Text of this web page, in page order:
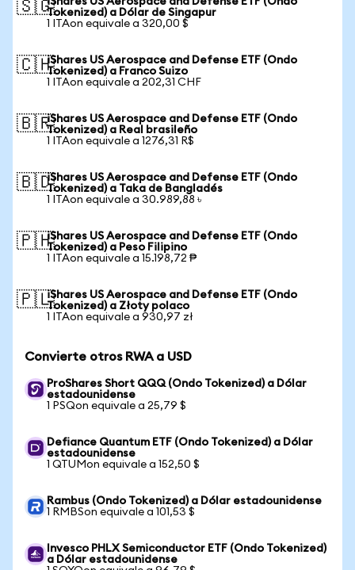
🇸🇬Tokenized) a Dólar de Singapur
1 ITAon equivale a 320,00 $
🇨🇭iShares US Aerospace and Defense ETF (Ondo
Tokenized) a Franco Suizo
1 ITAon equivale a 202,31 CHF
🇧🇷iShares US Aerospace and Defense ETF (Ondo
Tokenized) a Real brasileño
1 ITAon equivale a 1276,31 R$
🇧🇩iShares US Aerospace and Defense ETF (Ondo
Tokenized) a Taka de Bangladés
1 ITAon equivale a 30.989,88 ৳
🇵🇭iShares US Aerospace and Defense ETF (Ondo
Tokenized) a Peso Filipino
1 ITAon equivale a 15.198,72 ₱
🇵🇱iShares US Aerospace and Defense ETF (Ondo
Tokenized) a Złoty polaco
1 ITAon equivale a 930,97 zł
Convierte otros RWA a USD
ProShares Short QQQ (Ondo Tokenized) a Dólar
estadounidense
1 PSQon equivale a 25,79 $
Defiance Quantum ETF (Ondo Tokenized) a Dólar
estadounidense
1 QTUMon equivale a 152,50 $
Rambus (Ondo Tokenized) a Dólar estadounidense
1 RMBSon equivale a 101,53 $
Invesco PHLX Semiconductor ETF (Ondo Tokenized)
a Dólar estadounidense